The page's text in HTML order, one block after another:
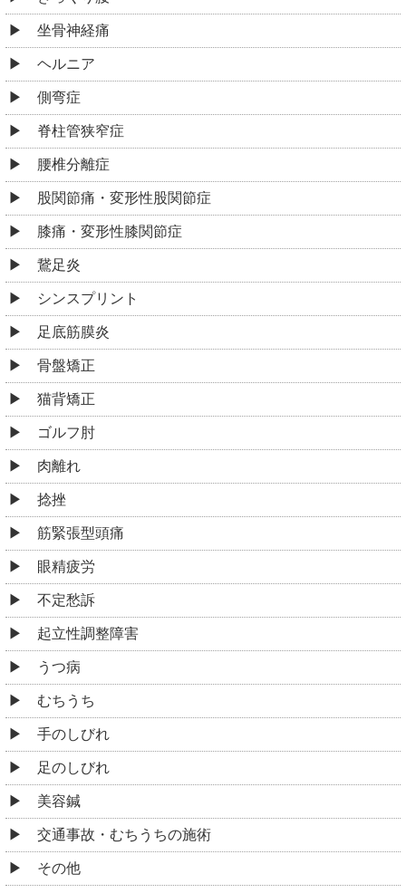
坐骨神経痛
ヘルニア
側弯症
脊柱管狭窄症
腰椎分離症
股関節痛・変形性股関節症
膝痛・変形性膝関節症
鵞足炎
シンスプリント
足底筋膜炎
骨盤矯正
猫背矯正
ゴルフ肘
肉離れ
捻挫
筋緊張型頭痛
眼精疲労
不定愁訴
起立性調整障害
うつ病
むちうち
手のしびれ
足のしびれ
美容鍼
交通事故・むちうちの施術
その他